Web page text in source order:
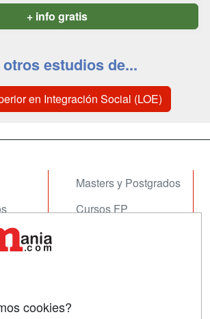
+ info gratis
otros estudios de...
en Integración Social (LOE)
Masters y Postgrados
Cursos FP
cookies?